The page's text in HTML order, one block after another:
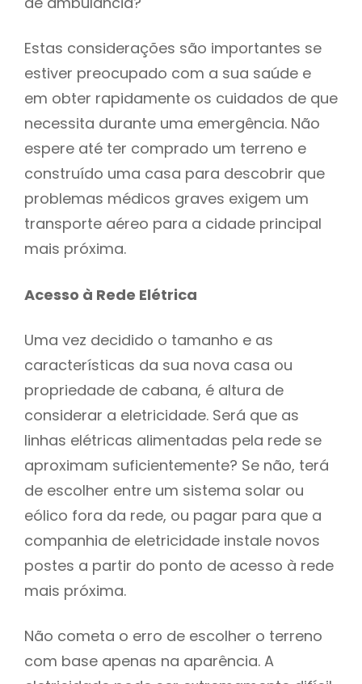
Estas considerações são importantes se
estiver preocupado com a sua saúde e
em obter rapidamente os cuidados de que
necessita durante uma emergência. Não
espere até ter comprado um terreno e
construído uma casa para descobrir que
problemas médicos graves exigem um
transporte aéreo para a cidade principal
mais próxima.
Acesso à Rede Elétrica
Uma vez decidido o tamanho e as
características da sua nova casa ou
propriedade de cabana, é altura de
considerar a eletricidade. Será que as
linhas elétricas alimentadas pela rede se
aproximam suficientemente? Se não, terá
de escolher entre um sistema solar ou
eólico fora da rede, ou pagar para que a
companhia de eletricidade instale novos
postes a partir do ponto de acesso à rede
mais próxima.
Não cometa o erro de escolher o terreno
com base apenas na aparência. A